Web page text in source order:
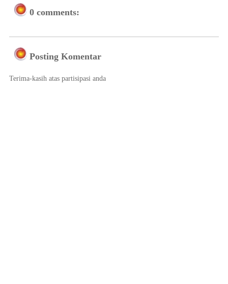
0 comments:
Posting Komentar
Terima-kasih atas partisipasi anda